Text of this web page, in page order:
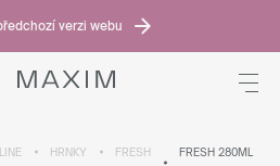
verzi webu
HRNKY FRESH
FRESH 280ML